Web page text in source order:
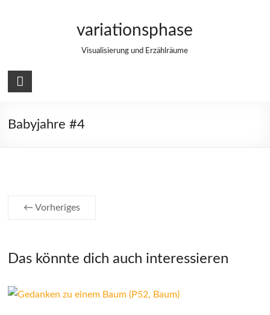
variationsphase
Visualisierung und Erzählräume
Babyjahre #4
← Vorheriges
Das könnte dich auch interessieren